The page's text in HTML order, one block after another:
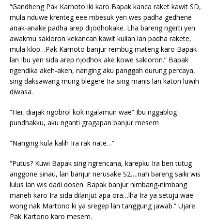
“Gandheng Pak Karnoto iki karo Bapak kanca raket kawit SD,
mula nduwe krenteg eee mbesuk yen wes padha gedhene
anak-anake padha arep dijodhokake. Lha bareng ngerti yen
awakmu sakloron kekancan kawit kuliah lan padha rakete,
mula klop…Pak Karnoto banjur rembug mateng karo Bapak
lan Ibu yen sida arep njodhok ake kowe sakloron.” Bapak
ngendika akeh-akeh, nanging aku panggah durung percaya,
sing daksawang mung blegere Ira sing manis lan katon luwih
diwasa.
“Hei, diajak ngobrol kok ngalamun wae” Ibu nggablog
pundhakku, aku nganti gragapan banjur mesem
“Nanging kula kalih Ira rak nate…”
“Putus? Kuwi Bapak sing ngrencana, karepku Ira ben tutug
anggone sinau, lan banjur nerusake S2….nah bareng saiki wis
lulus lan wis dadi dosen. Bapak banjur nimbang-nimbang
maneh karo Ira sida dilanjut apa ora…lha Ira ya setuju wae
wong nak Martono ki ya sregep lan tanggung jawab.” Ujare
Pak Kartono karo mesem.